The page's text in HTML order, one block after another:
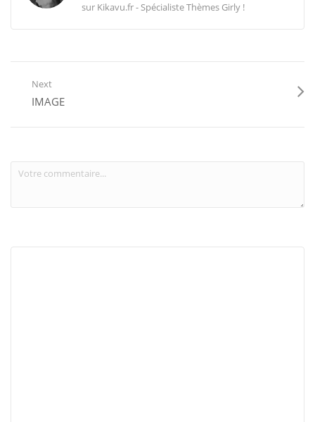
sur Kikavu.fr - Spécialiste Thèmes Girly !
Next
IMAGE